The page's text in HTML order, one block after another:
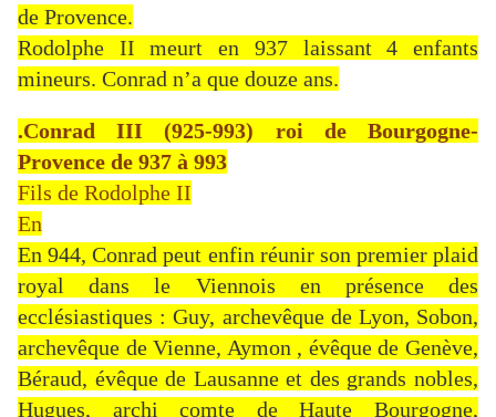
de Provence.
Rodolphe II meurt en 937 laissant 4 enfants
mineurs. Conrad n’a que douze ans.
.Conrad III (925-993) roi de Bourgogne-
Provence de 937 à 993
Fils de Rodolphe II
En
En 944, Conrad peut enfin réunir son premier plaid
royal dans le Viennois en présence des
ecclésiastiques : Guy, archevêque de Lyon, Sobon,
archevêque de Vienne, Aymon , évêque de Genève,
Béraud, évêque de Lausanne et des grands nobles,
Hugues, archi comte de Haute Bourgogne,